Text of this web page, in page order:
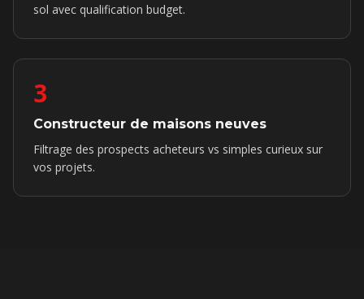
sol avec qualification budget.
3
Constructeur de maisons neuves
Filtrage des prospects acheteurs vs simples curieux sur
vos projets.